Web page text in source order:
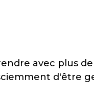
avec plus
d'être